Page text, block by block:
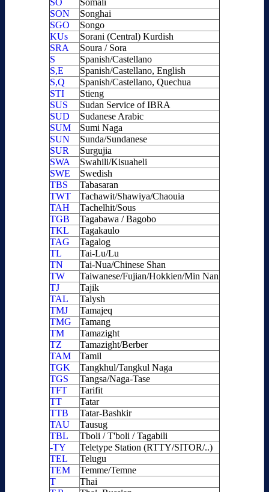
SO
Somali
SON
Songhai
SGO
Songo
KUs
Sorani (Central) Kurdish
SRA
Soura / Sora
S
Spanish/Castellano
S,E
Spanish/Castellano, English
S,Q
Spanish/Castellano, Quechua
STI
Stieng
SUS
Sudan Service of IBRA
SUD
Sudanese Arabic
SUM
Sumi Naga
SUN
Sunda/Sundanese
SUR
Surgujia
SWA
Swahili/Kisuaheli
SWE
Swedish
TBS
Tabasaran
TWT
Tachawit/Shawiya/Chaouia
TAH
Tachelhit/Sous
TGB
Tagabawa / Bagobo
TKL
Tagakaulo
TAG
Tagalog
TL
Tai-Lu/Lu
TN
Tai-Nua/Chinese Shan
TW
Taiwanese/Fujian/Hokkien/Min Nan
TJ
Tajik
TAL
Talysh
TMJ
Tamajeq
TMG
Tamang
TM
Tamazight
TZ
Tamazight/Berber
TAM
Tamil
TGK
Tangkhul/Tangkul Naga
TGS
Tangsa/Naga-Tase
TFT
Tarifit
TT
Tatar
TTB
Tatar-Bashkir
TAU
Tausug
TBL
Tboli / T'boli / Tagabili
-TY
Teletype Station (RTTY/SITOR/..)
TEL
Telugu
TEM
Temme/Temne
T
Thai